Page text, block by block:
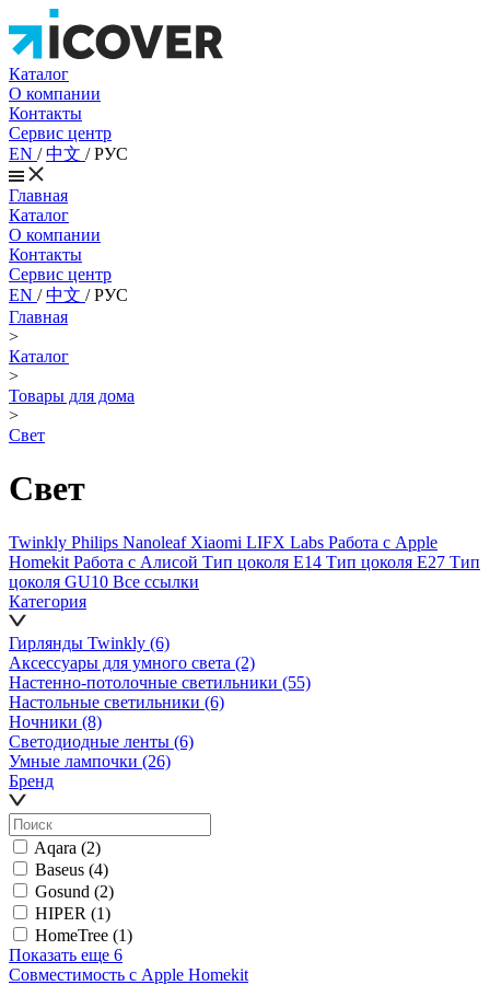
Каталог
О компании
Контакты
Сервис центр
EN /中文 /РУС
Главная
Каталог
О компании
Контакты
Сервис центр
EN /中文 /РУС
Главная
>
Каталог
>
Товары для дома
>
Свет
Свет
Twinkly Philips Nanoleaf Xiaomi LIFX Labs Работа с Apple
Homekit Работа с Алисой Тип цоколя E14 Тип цоколя E27 Тип
цоколя GU10 Все ссылки
Категория
Гирлянды Twinkly (6)
Аксессуары для умного света (2)
Настенно-потолочные светильники (55)
Настольные светильники (6)
Ночники (8)
Светодиодные ленты (6)
Умные лампочки (26)
Бренд
Aqara (2)
Baseus (4)
Gosund (2)
HIPER (1)
HomeTree (1)
Показать еще 6
Совместимость с Apple Homekit